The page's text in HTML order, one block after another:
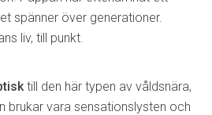
spänner över generationer.
liv, till punkt.
till den här typen av våldsnära,
brukar vara sensationslysten och